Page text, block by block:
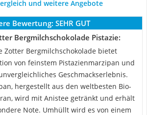
und weitere Angebote
Bewertung: SEHR GUT
Bergmilchschokolade Pistazie:
Zotter Bergmilchschokolade bietet
von feinstem Pistazienmarzipan und
Geschmackserlebnis.
hergestellt aus den weltbesten Bio-
wird mit Anistee getränkt und erhält
Note. Umhüllt wird es von einem